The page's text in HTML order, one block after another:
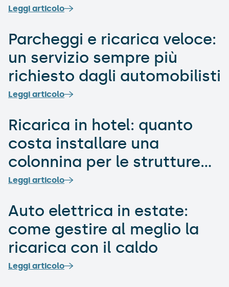
Leggi articolo
Parcheggi e ricarica veloce:
un servizio sempre più
richiesto dagli automobilisti
Leggi articolo
Ricarica in hotel: quanto
costa installare una
colonnina per le strutture
ricettive?
Leggi articolo
Auto elettrica in estate:
come gestire al meglio la
ricarica con il caldo
Leggi articolo